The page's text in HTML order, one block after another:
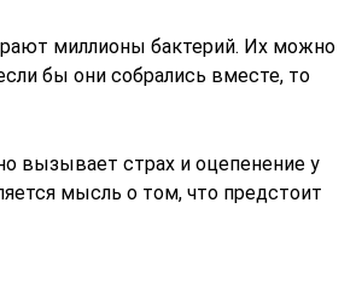
миллионы бактерий. Их можно
бы они собрались вместе, то
вызывает страх и оцепенение у
мысль о том, что предстоит